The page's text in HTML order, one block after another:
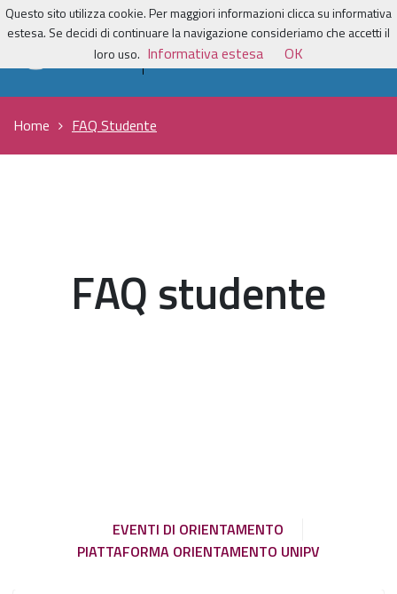
Home FAQ Studente
FAQ studente
EVENTI DI ORIENTAMENTO
PIATTAFORMA ORIENTAMENTO UNIPV
Questo sito utilizza cookie. Per maggiori informazioni clicca su informativa
estesa. Se decidi di continuare la navigazione consideriamo che accetti il
loro uso. Informativa estesa OK